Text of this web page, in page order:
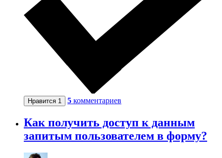
Нравится 1 5 комментариев
Как получить доступ к данным
запитым пользователем в форму?